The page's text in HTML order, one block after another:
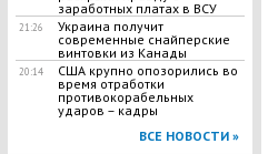
заработных платах в ВСУ
21:26
Украина получит
современные снайперские
винтовки из Канады
20:14
США крупно опозорились во
время отработки
противокорабельных
ударов – кадры
ВСЕ НОВОСТИ »